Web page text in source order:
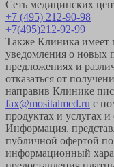
Сеть медицинских
+7 (495) 212-90-98
+7(495)212-92-99
Также Клиника имеет
уведомления о новых
предложениях и
отказаться от
направив Клинике
fax@mositalmed.ru с
продуктах и услугах
Информация,
публичной офертой
информационный